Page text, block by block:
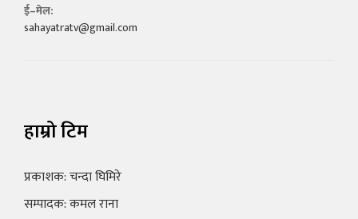
ई–मेल:
sahayatratv@gmail.com
हाम्रो टिम
प्रकाशक: चन्दा घिमिरे
सम्पादक: कमल राना